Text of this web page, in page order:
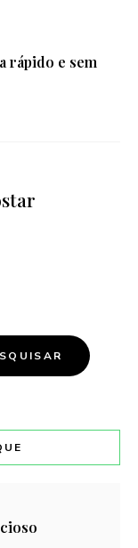
rápido e sem